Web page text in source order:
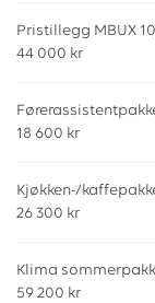
Pristillegg MBUX
44 000 kr
18 600 kr
Kjøkken-/
26 300 kr
Klima
59 200 kr